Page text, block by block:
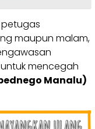
petugas
maupun malam,
mencegah
Manalu)